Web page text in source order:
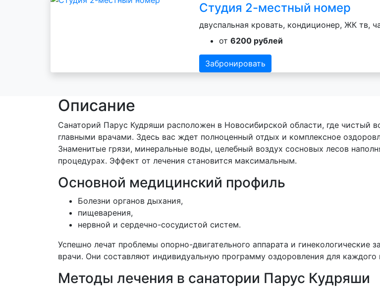
Студия 2-местный номер
двуспальная кровать, кондиционер, ЖК тв,
от 6200 рублей
Забронировать
Описание
Санаторий Парус Кудряши расположен в Новосибирской области, где чистый
главными врачами. Здесь вас ждет полноценный отдых и комплексное
Знаменитые грязи, минеральные воды, целебный воздух сосновых лесов
процедурах. Эффект от лечения становится максимальным.
Основной медицинский профиль
Болезни органов дыхания,
пищеварения,
нервной и сердечно-сосудистой систем.
Успешно лечат проблемы опорно-двигательного аппарата и
врачи. Они составляют индивидуальную программу оздоровления для каждого
Методы лечения в санатории Парус Кудряши